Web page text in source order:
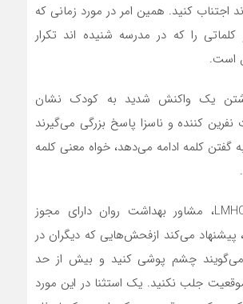
اجتناب کنید. همین امر در مورد زمانی که
را که در مدرسه شنیده اند تکرار
است.
یک واکنش شدید به کودک نشان
کننده و ناسزا پاسخ بزرگی می‌گیرند
گفتن کلمه ادامه می‌دهد، خواه معنی کلمه
کریستن سوزا، LMHC، مشاور بهداشت روان دارای مجوز
پیشنهاد می‌کند ازفحش‌هایی که دیگران در
می‌گویند چشم پوشی کنید و بیش از حد
جلب نکنید. یک استثنا در این مورد